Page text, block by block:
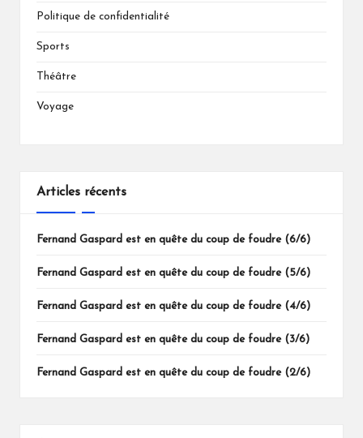
Politique de confidentialité
Sports
Théâtre
Voyage
Articles récents
Fernand Gaspard est en quête du coup de foudre (6/6)
Fernand Gaspard est en quête du coup de foudre (5/6)
Fernand Gaspard est en quête du coup de foudre (4/6)
Fernand Gaspard est en quête du coup de foudre (3/6)
Fernand Gaspard est en quête du coup de foudre (2/6)